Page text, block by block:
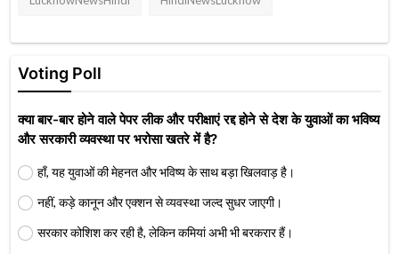
Voting Poll
क्या बार-बार होने वाले पेपर लीक और परीक्षाएं रद्द होने से देश के युवाओं का भविष्य
और सरकारी व्यवस्था पर भरोसा खतरे में है?
हाँ, यह युवाओं की मेहनत और भविष्य के साथ बड़ा खिलवाड़ है।
नहीं, कड़े कानून और एक्शन से व्यवस्था जल्द सुधर जाएगी।
सरकार कोशिश कर रही है, लेकिन कमियां अभी भी बरकरार हैं।